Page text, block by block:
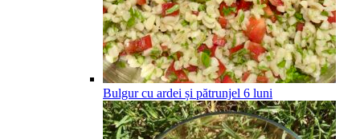
Bulgur cu ardei și pătrunjel 6 luni